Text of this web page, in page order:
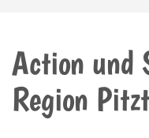
Action und
Region